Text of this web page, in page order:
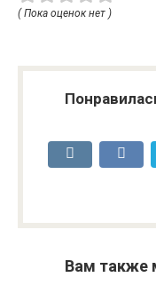
( Пока оценок нет )
Вам также